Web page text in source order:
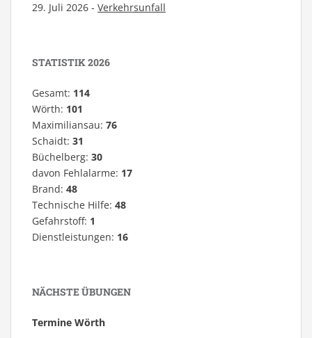
29. Juli 2026 - Verkehrsunfall
STATISTIK 2026
Gesamt: 114
Wörth: 101
Maximiliansau: 76
Schaidt: 31
Büchelberg: 30
davon Fehlalarme: 17
Brand: 48
Technische Hilfe: 48
Gefahrstoff: 1
Dienstleistungen: 16
NÄCHSTE ÜBUNGEN
Termine Wörth